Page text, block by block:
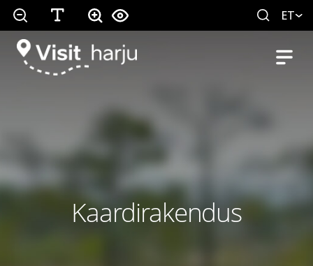
ET
Kaardirakendus